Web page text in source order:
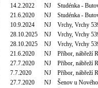
14.2.2022 NJ
Studénka -
21.6.2020 NJ
Studénka -
10.9.2024 NJ
Vrchy, Vrchy
28.10.2025 NJ
Vrchy, Vrchy
28.10.2025 NJ
Vrchy, Vrchy
21.6.2020 NJ
Příbor, nábřeží
27.7.2020 NJ
Příbor, nábřeží
7.7.2020 NJ
Příbor, nábřeží
27.7.2020 NJ
Šenov u